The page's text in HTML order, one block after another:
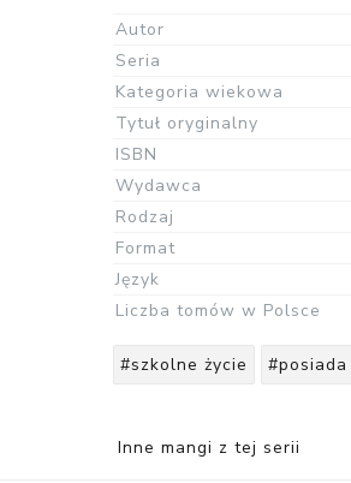
Autor
Seria
Kategoria wiekowa
Tytuł oryginalny
ISBN
Wydawca
Rodzaj
Format
Język
Liczba tomów w Polsce
#szkolne życie #posiada
Inne mangi z tej serii